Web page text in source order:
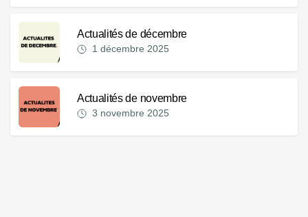
Actualités de décembre
1 décembre 2025
Actualités de novembre
3 novembre 2025